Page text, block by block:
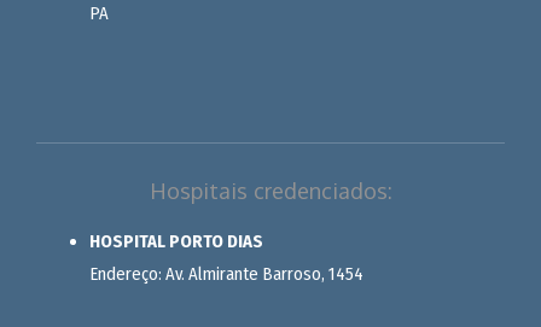
PA
Hospitais credenciados:
HOSPITAL PORTO DIAS
Endereço: Av. Almirante Barroso, 1454